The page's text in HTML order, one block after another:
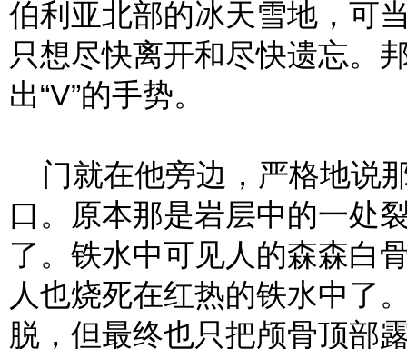
伯利亚北部的冰天雪地，可
只想尽快离开和尽快遗忘。
出“V”的手势。
门就在他旁边，严格地说
口。原本那是岩层中的一处
了。铁水中可见人的森森白
人也烧死在红热的铁水中了
脱，但最终也只把颅骨顶部